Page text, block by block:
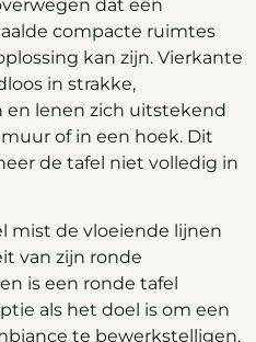
dat een
compacte ruimtes
kan zijn. Vierkante
in strakke,
lenen zich uitstekend
of in een hoek. Dit
de tafel niet volledig in
mist de vloeiende lijnen
van zijn ronde
is een ronde tafel
als het doel is om een
te bewerkstelligen.